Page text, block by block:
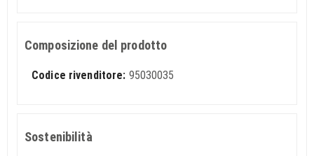
Composizione del prodotto
Codice rivenditore: 95030035
Sostenibilità